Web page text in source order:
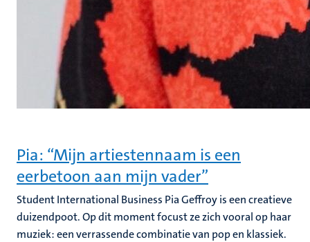
Pia: “Mijn artiestennaam is een
eerbetoon aan mijn vader”
Student International Business Pia Geffroy is een creatieve
duizendpoot. Op dit moment focust ze zich vooral op haar
muziek: een verrassende combinatie van pop en klassiek.